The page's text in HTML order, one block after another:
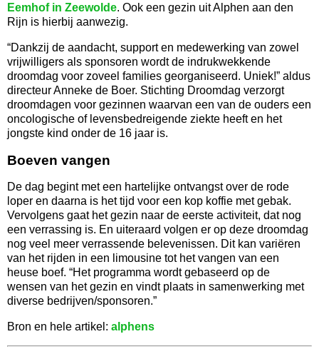
Eemhof in Zeewolde. Ook een gezin uit Alphen aan den
Rijn is hierbij aanwezig.
“Dankzij de aandacht, support en medewerking van zowel
vrijwilligers als sponsoren wordt de indrukwekkende
droomdag voor zoveel families georganiseerd. Uniek!” aldus
directeur Anneke de Boer. Stichting Droomdag verzorgt
droomdagen voor gezinnen waarvan een van de ouders een
oncologische of levensbedreigende ziekte heeft en het
jongste kind onder de 16 jaar is.
Boeven vangen
De dag begint met een hartelijke ontvangst over de rode
loper en daarna is het tijd voor een kop koffie met gebak.
Vervolgens gaat het gezin naar de eerste activiteit, dat nog
een verrassing is. En uiteraard volgen er op deze droomdag
nog veel meer verrassende belevenissen. Dit kan variëren
van het rijden in een limousine tot het vangen van een
heuse boef. “Het programma wordt gebaseerd op de
wensen van het gezin en vindt plaats in samenwerking met
diverse bedrijven/sponsoren.”
Bron en hele artikel: alphens